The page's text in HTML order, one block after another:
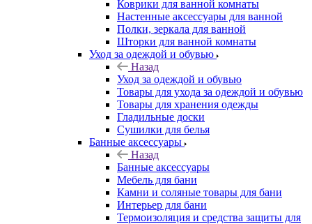
Коврики для ванной комнаты
Настенные аксессуары для ванной
Полки, зеркала для ванной
Шторки для ванной комнаты
Уход за одеждой и обувью
Назад
Уход за одеждой и обувью
Товары для ухода за одеждой и обувью
Товары для хранения одежды
Гладильные доски
Сушилки для белья
Банные аксессуары
Назад
Банные аксессуары
Мебель для бани
Камни и соляные товары для бани
Интерьер для бани
Термоизоляция и средства защиты для